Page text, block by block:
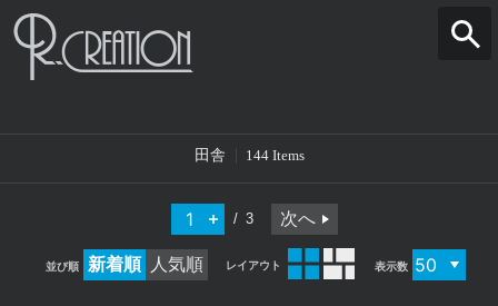
田舎 144 Items
3 次へ
並び順 新着順 人気順 レイアウト 表示数